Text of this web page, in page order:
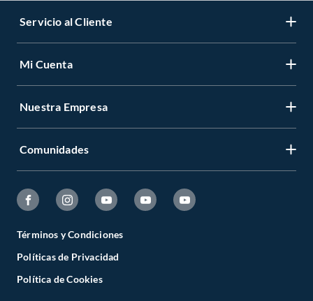
Servicio al Cliente
Mi Cuenta
Nuestra Empresa
Comunidades
Términos y Condiciones
Políticas de Privacidad
Política de Cookies